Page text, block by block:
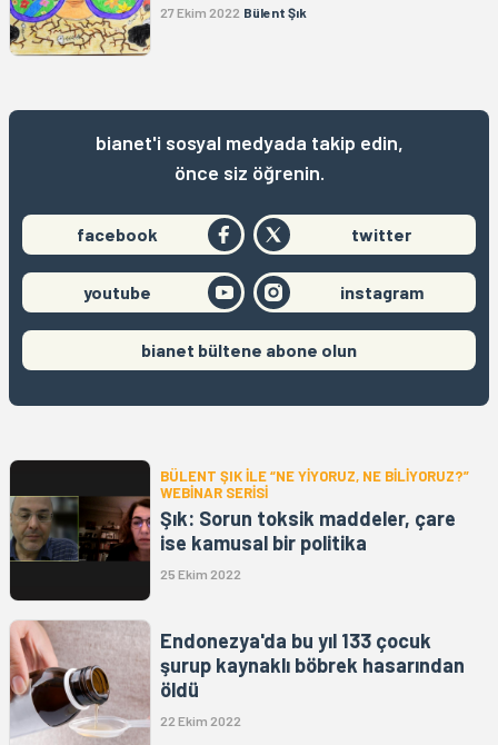
27 Ekim 2022 Bülent Şık
bianet'i sosyal medyada takip edin,
önce siz öğrenin.
facebook twitter
youtube instagram
bianet bültene abone olun
BÜLENT ŞIK İLE “NE YİYORUZ, NE BİLİYORUZ?”
WEBİNAR SERİSİ
Şık: Sorun toksik maddeler, çare
ise kamusal bir politika
25 Ekim 2022
Endonezya'da bu yıl 133 çocuk
şurup kaynaklı böbrek hasarından
öldü
22 Ekim 2022